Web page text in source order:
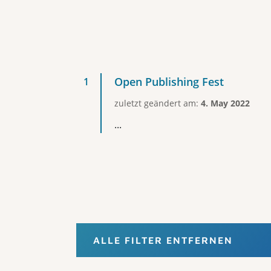
Open Publishing Fest
zuletzt geändert am: 4. May 2022
...
ALLE FILTER ENTFERNEN